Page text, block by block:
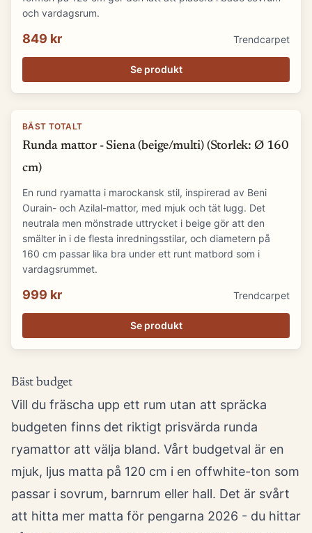
och vardagsrum.
849 kr Trendcarpet
Se produkt
BÄST TOTALT
Runda mattor - Siena (beige/multi) (Storlek: Ø 160
cm)
En rund ryamatta i marockansk stil, inspirerad av Beni
Ourain- och Azilal-mattor, med mjuk och tät lugg. Det
neutrala men mönstrade uttrycket i beige gör att den
smälter in i de flesta inredningsstilar, och diametern på
160 cm passar lika bra under ett runt matbord som i
vardagsrummet.
999 kr Trendcarpet
Se produkt
Bäst budget
Vill du fräscha upp ett rum utan att spräcka
budgeten finns det riktigt prisvärda runda
ryamattor att välja bland. Vårt budgetval är en
mjuk, ljus matta på 120 cm i en offwhite-ton som
passar i sovrum, barnrum eller hall. Det är svårt
att hitta mer matta för pengarna 2026 - du hittar